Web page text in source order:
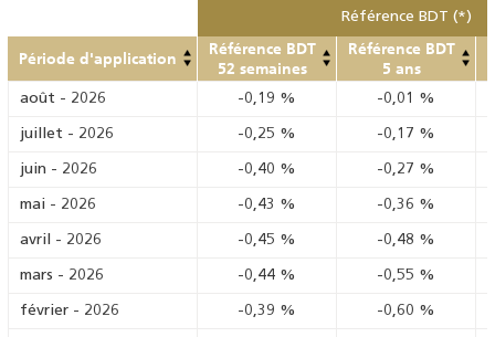
Référence BDT (*)
Période d'application
Référence BDT
52 semaines
Référence BDT
5 ans
août - 2026 -0,19 % -0,01 %
juillet - 2026 -0,25 % -0,17 %
juin - 2026 -0,40 % -0,27 %
mai - 2026 -0,43 % -0,36 %
avril - 2026 -0,45 % -0,48 %
mars - 2026 -0,44 % -0,55 %
février - 2026 -0,39 % -0,60 %